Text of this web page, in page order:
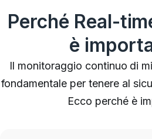
Perché Real-
è
Il monitoraggio continuo di
fondamentale per tenere al
Ecco perché è